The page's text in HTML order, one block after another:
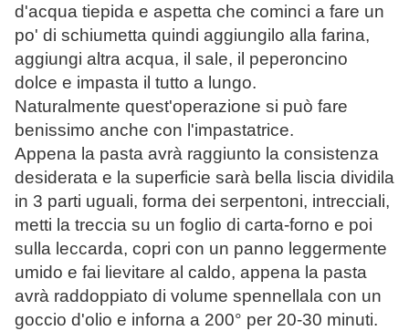
d'acqua tiepida e aspetta che cominci a fare un
po' di schiumetta quindi aggiungilo alla farina,
aggiungi altra acqua, il sale, il peperoncino
dolce e impasta il tutto a lungo.
Naturalmente quest'operazione si può fare
benissimo anche con l'impastatrice.
Appena la pasta avrà raggiunto la consistenza
desiderata e la superficie sarà bella liscia dividila
in 3 parti uguali, forma dei serpentoni, intrecciali,
metti la treccia su un foglio di carta-forno e poi
sulla leccarda, copri con un panno leggermente
umido e fai lievitare al caldo, appena la pasta
avrà raddoppiato di volume spennellala con un
goccio d'olio e inforna a 200° per 20-30 minuti.